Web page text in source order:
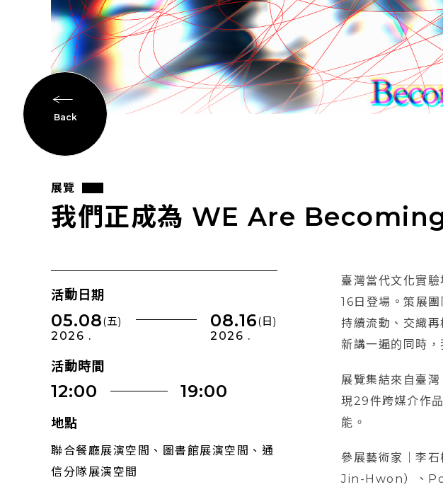
Back
展覽
我們正成為 WE Are
活動日期
05.08(五)
2026 .
08.16(日)
2026 .
活動時間
12:00 19:00
地點
聯合餐廳展演空間、圖書館展演空間、通
信分隊展演空間
臺灣當代文化實
16日登場。策展
持續流動、交織
新講一遍的同時
展覽集結來自臺
現29件跨媒介作
能。
參展藝術家｜李
Jin-Hwon）、